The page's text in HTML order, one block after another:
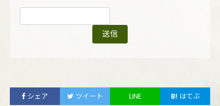
シェア ツイート LINE B! はてぶ